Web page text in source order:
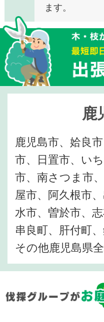
ます。
鹿
鹿児島市、姶良
市、日置市、い
市、南さつま市
屋市、阿久根市
水市、曽於市、
串良町、肝付町
その他鹿児島県